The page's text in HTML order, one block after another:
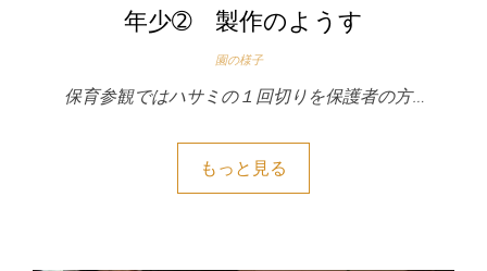
年少➁ 製作のようす
園の様子
保育参観ではハサミの１回切りを保護者の方…
もっと見る